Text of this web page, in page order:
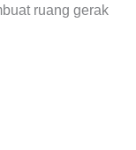
ruang gerak